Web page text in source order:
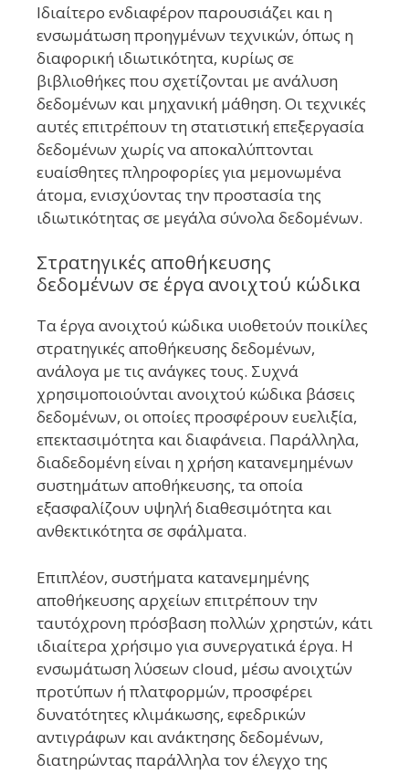
Ιδιαίτερο ενδιαφέρον παρουσιάζει και η
ενσωμάτωση προηγμένων τεχνικών, όπως η
διαφορική ιδιωτικότητα, κυρίως σε
βιβλιοθήκες που σχετίζονται με ανάλυση
δεδομένων και μηχανική μάθηση. Οι τεχνικές
αυτές επιτρέπουν τη στατιστική επεξεργασία
δεδομένων χωρίς να αποκαλύπτονται
ευαίσθητες πληροφορίες για μεμονωμένα
άτομα, ενισχύοντας την προστασία της
ιδιωτικότητας σε μεγάλα σύνολα δεδομένων.
Στρατηγικές αποθήκευσης
δεδομένων σε έργα ανοιχτού κώδικα
Τα έργα ανοιχτού κώδικα υιοθετούν ποικίλες
στρατηγικές αποθήκευσης δεδομένων,
ανάλογα με τις ανάγκες τους. Συχνά
χρησιμοποιούνται ανοιχτού κώδικα βάσεις
δεδομένων, οι οποίες προσφέρουν ευελιξία,
επεκτασιμότητα και διαφάνεια. Παράλληλα,
διαδεδομένη είναι η χρήση κατανεμημένων
συστημάτων αποθήκευσης, τα οποία
εξασφαλίζουν υψηλή διαθεσιμότητα και
ανθεκτικότητα σε σφάλματα.
Επιπλέον, συστήματα κατανεμημένης
αποθήκευσης αρχείων επιτρέπουν την
ταυτόχρονη πρόσβαση πολλών χρηστών, κάτι
ιδιαίτερα χρήσιμο για συνεργατικά έργα. Η
ενσωμάτωση λύσεων cloud, μέσω ανοιχτών
προτύπων ή πλατφορμών, προσφέρει
δυνατότητες κλιμάκωσης, εφεδρικών
αντιγράφων και ανάκτησης δεδομένων,
διατηρώντας παράλληλα τον έλεγχο της